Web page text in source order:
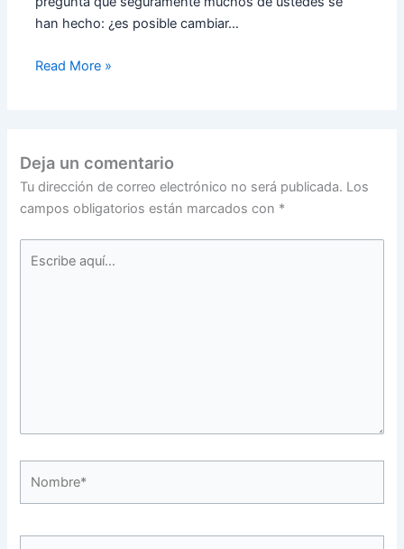
han hecho: ¿es posible cambiar…
Read More »
Deja un comentario
Tu dirección de correo electrónico no será publicada. Los
campos obligatorios están marcados con *
aquí...